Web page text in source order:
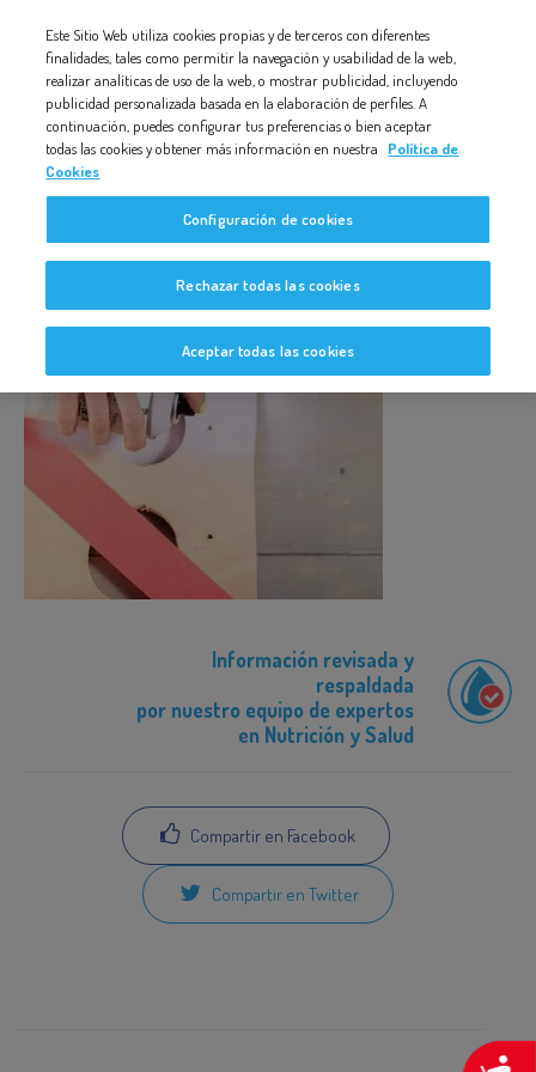
accesibilidad.
MUEBLE-JARDINERA-ALTA-300-PPI-(33)
Mueble-Jardinera-Alta-300-PPI-
(33)
Información revisada y
respaldada
por nuestro equipo de expertos
en Nutrición y Salud
Compartir en Facebook
Compartir en Twitter
Este Sitio Web utiliza cookies propias y de terceros con diferentes
finalidades, tales como permitir la navegación y usabilidad de la web,
realizar analíticas de uso de la web, o mostrar publicidad, incluyendo
publicidad personalizada basada en la elaboración de perfiles. A
continuación, puedes configurar tus preferencias o bien aceptar
todas las cookies y obtener más información en nuestra
Política de
Cookies
Configuración de cookies
Rechazar todas las cookies
Aceptar todas las cookies